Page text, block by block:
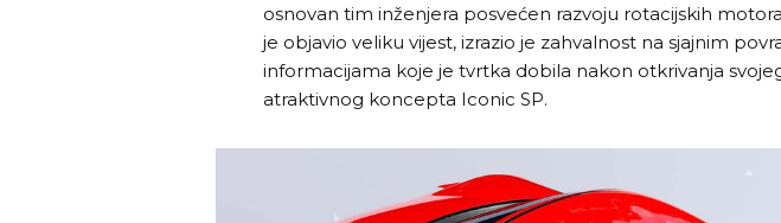
osnovan tim inženjera posvećen razvoju rotacijskih
je objavio veliku vijest, izrazio je zahvalnost na sjajnim
informacijama koje je tvrtka dobila nakon otkrivanja
atraktivnog koncepta Iconic SP.